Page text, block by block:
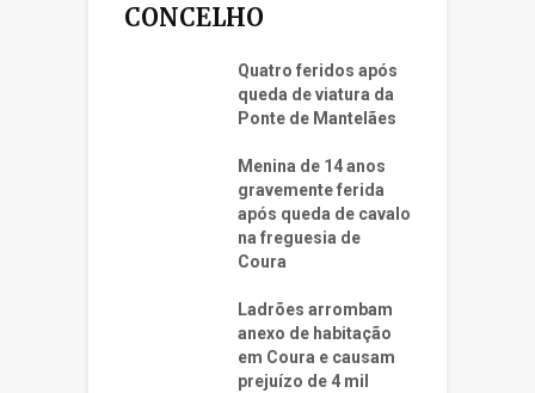
CONCELHO
Quatro feridos após
queda de viatura da
Ponte de Mantelães
Menina de 14 anos
gravemente ferida
após queda de cavalo
na freguesia de
Coura
Ladrões arrombam
anexo de habitação
em Coura e causam
prejuízo de 4 mil